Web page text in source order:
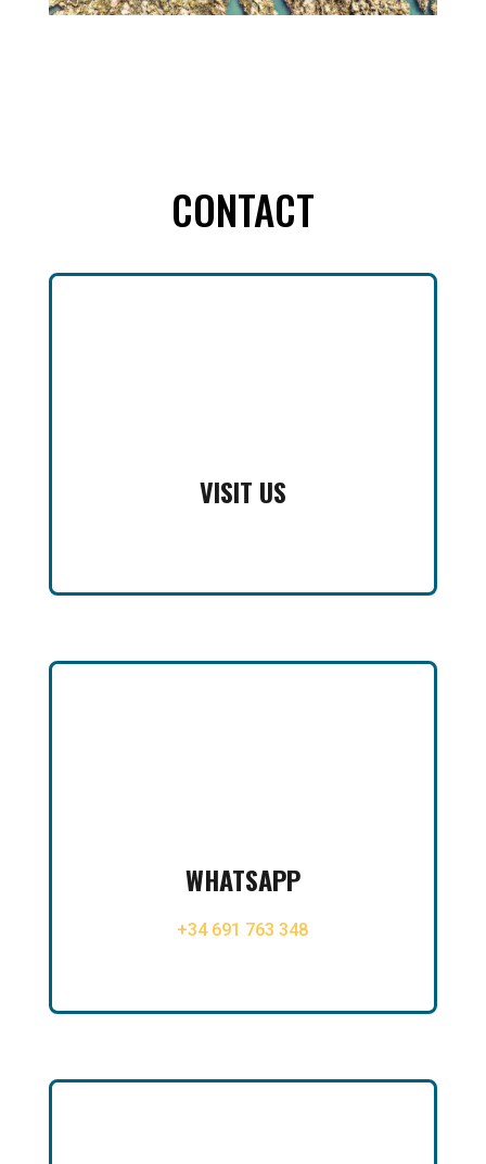
CONTACT
VISIT US
WHATSAPP
+34 691 763 348